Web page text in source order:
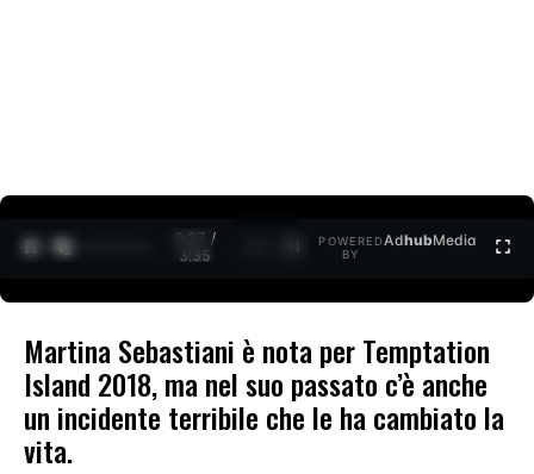
0:27 /
3:35
POWERED
BY
AdhubMedia
Martina Sebastiani è nota per Temptation
Island 2018, ma nel suo passato c’è anche
un incidente terribile che le ha cambiato la
vita.